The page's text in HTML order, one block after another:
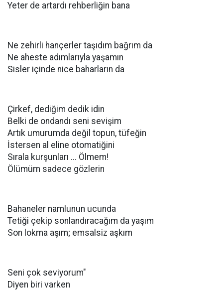
Yeter de artardı rehberliğin bana
Ne zehirli hançerler taşıdım bağrım da
Ne aheste adımlarıyla yaşamın
Sisler içinde nice baharların da
Çirkef, dediğim dedik idin
Belki de ondandı seni sevişim
Artık umurumda değil topun, tüfeğin
İstersen al eline otomatiğini
Sırala kurşunları ... Ölmem!
Ölümüm sadece gözlerin
Bahaneler namlunun ucunda
Tetiği çekip sonlandıracağım da yaşım
Son lokma aşım; emsalsiz aşkım
Seni çok seviyorum"
Diyen biri varken